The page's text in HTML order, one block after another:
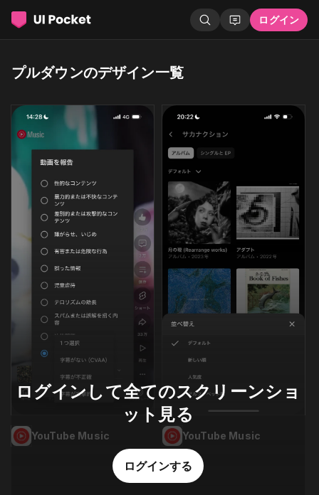
ログイン
プルダウンのデザイン一覧
YouTube Music YouTube Music
ログインして全てのスクリーンショ
ット見る
ログインする